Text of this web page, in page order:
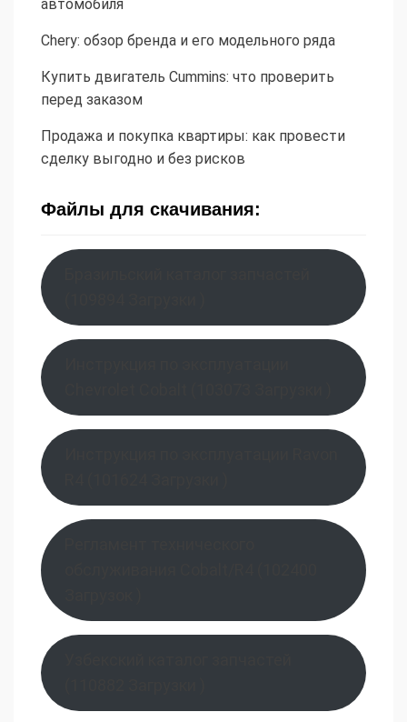
автомобиля
Chery: обзор бренда и его модельного ряда
Купить двигатель Cummins: что проверить
перед заказом
Продажа и покупка квартиры: как провести
сделку выгодно и без рисков
Файлы для скачивания: